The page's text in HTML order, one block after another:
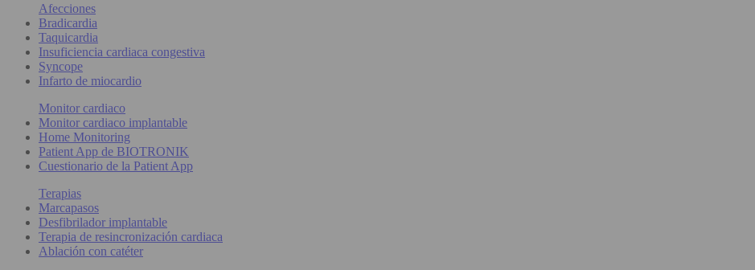
Afecciones
Bradicardia
Taquicardia
Insuficiencia cardiaca congestiva
Syncope
Infarto de miocardio
Monitor cardiaco
Monitor cardiaco implantable
Home Monitoring
Patient App de BIOTRONIK
Cuestionario de la Patient App
Terapias
Marcapasos
Desfibrilador implantable
Terapia de resincronización cardiaca
Ablación con catéter